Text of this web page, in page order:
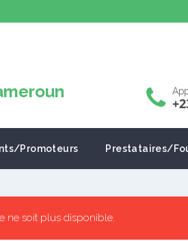
Promoteurs Prestataires/
ne soit plus disponible.